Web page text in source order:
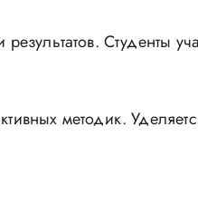
Студенты
методик.